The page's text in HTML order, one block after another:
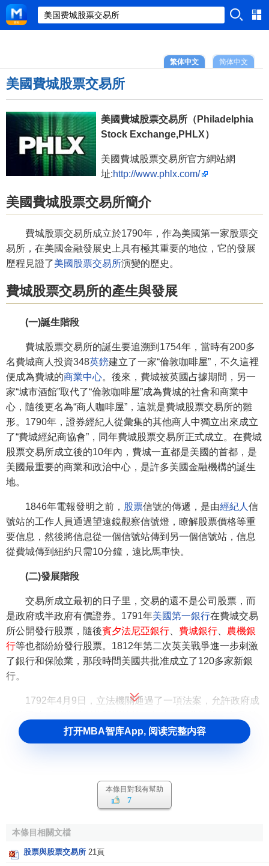
简体中文
繁体中文
美國費城股票交易所
美國費城股票交易所（Philadelphia
Stock Exchange,PHLX）
美國費城股票交易所官方網站網
址:http://www.phlx.com/
美國費城股票交易所簡介
費城股票交易所成立於1790年，作為美國第一家股票交
易所，在美國金融發展史上具有極其重要的地位，它的發展
歷程見證了美國股票交易所演變的歷史。
費城股票交易所的產生與發展
(一)誕生階段
費城股票交易所的誕生要追溯到1754年，當時有200多
名費城商人投資348英鎊建立了一家“倫敦咖啡屋”，不久這裡
便成為費城的商業中心。後來，費城被英國占據期間，另一
家“城市酒館”取代了“倫敦咖啡屋”成為費城的社會和商業中
心，隨後更名為“商人咖啡屋”，這就是費城股票交易所的雛
形。1790年，證券經紀人從彙集的其他商人中獨立出來成立
了“費城經紀商協會”，同年費城股票交易所正式成立。在費城
股票交易所成立後的10年內，費城一直都是美國的首都，是
美國最重要的商業和政治中心，是許多美國金融機構的誕生
地。
1846年電報發明之前， 股票信號的傳遞，是由經紀人 信
號站的工作人員通過望遠鏡觀察信號燈，瞭解股票價格等重
要信息，然後將信息從一個信號站傳到另一個信號站，信息
從費城傳到紐約只需10分鐘，遠比馬車快。
(二)發展階段
交易所成立最初的日子里，交易的還不是公司股票，而
是政府或半政府有價證券。1791年美國第一銀行在費城交易
所公開發行股票，隨後賓夕法尼亞銀行 費城銀行
農機銀
行等也都紛紛發行股票。1812年第二次英美戰爭進一步刺激
了銀行和保險業，那段時間美國共批准成立了120多家新銀
行。
1792年4月9日，立法機關通過了一項法案，允許政府成
便發行了美國第一家收費公路的股票，上市後大漲併為政府
公共事業的融資提供了新思路。
所，這是印在3×6英寸的紙張上的“股票當前價格”，日期是
市場。紐約交易所的章程還是1817年派人來到費城學習借
鑒，然後起草，基本就是費城交易所章程的翻版。
打开MBA智库App, 阅读完整内容
本條目對我有幫助
7
本條目相關文檔
股票與股票交易所 21頁